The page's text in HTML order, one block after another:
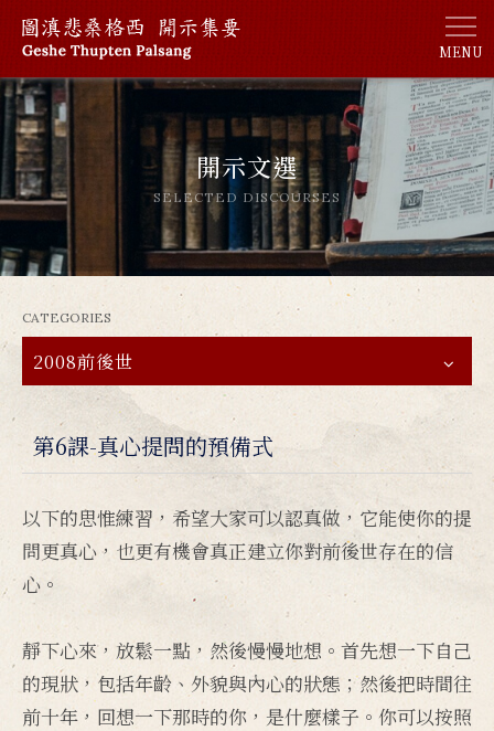
開示文選
SELECTED DISCOURSES
CATEGORIES
2008前後世
第6課-真心提問的預備式
以下的思惟練習，希望大家可以認真做，它能使你的提
問更真心，也更有機會真正建立你對前後世存在的信
心。
靜下心來，放鬆一點，然後慢慢地想。首先想一下自己
的現狀，包括年齡、外貌與內心的狀態；然後把時間往
前十年，回想一下那時的你，是什麼樣子。你可以按照
MENU